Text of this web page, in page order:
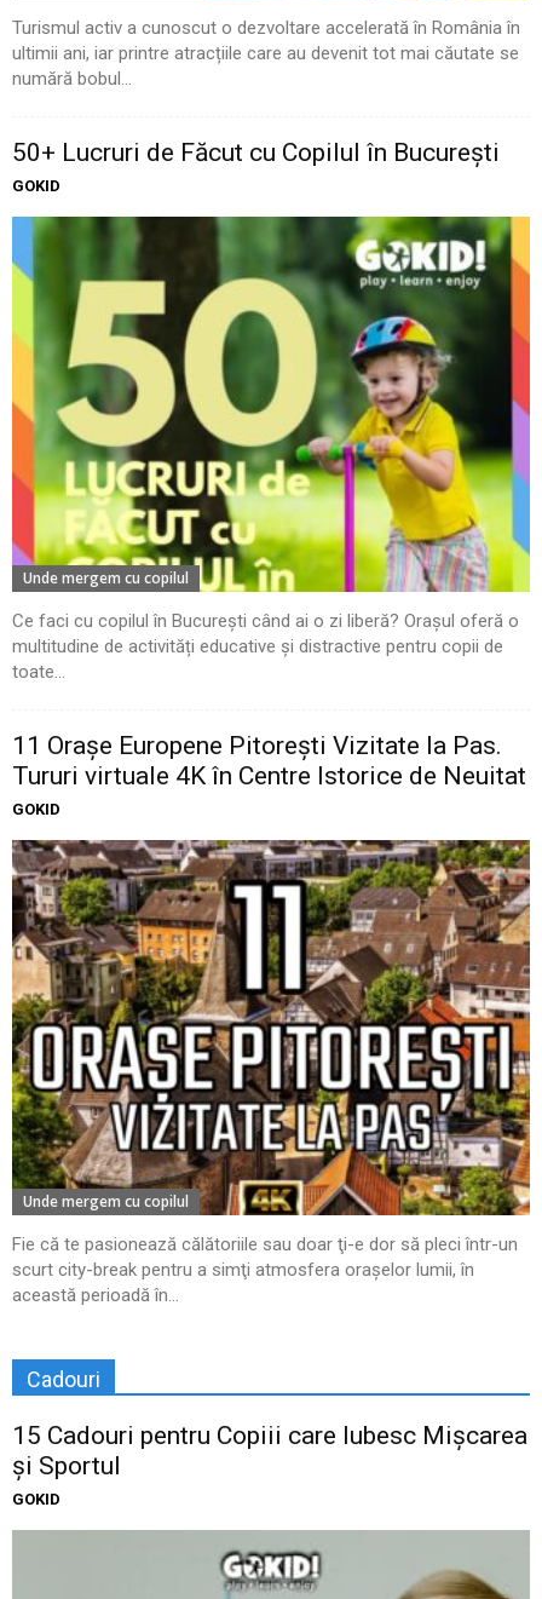
Turismul activ a cunoscut o dezvoltare accelerată în România în
ultimii ani, iar printre atracțiile care au devenit tot mai căutate se
numără bobul...
50+ Lucruri de Făcut cu Copilul în București
GOKID
Unde mergem cu copilul
Ce faci cu copilul în București când ai o zi liberă? Orașul oferă o
multitudine de activități educative și distractive pentru copii de
toate...
11 Oraşe Europene Pitoreşti Vizitate la Pas.
Tururi virtuale 4K în Centre Istorice de Neuitat
GOKID
Unde mergem cu copilul
Fie că te pasionează călătoriile sau doar ţi-e dor să pleci într-un
scurt city-break pentru a simţi atmosfera oraşelor lumii, în
această perioadă în...
Cadouri
15 Cadouri pentru Copiii care Iubesc Mișcarea
și Sportul
GOKID